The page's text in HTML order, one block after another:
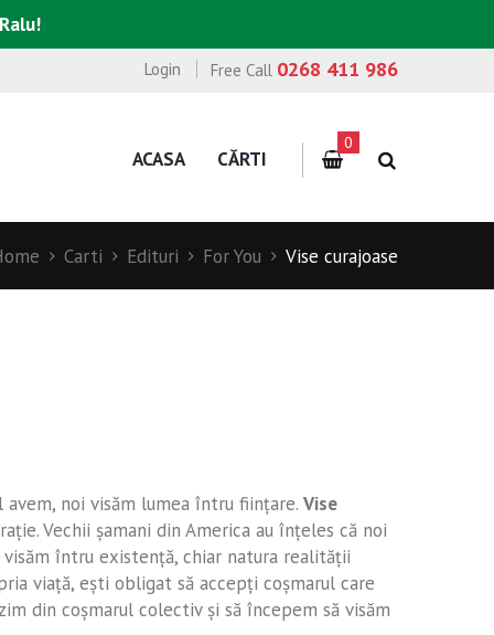
Free Call 0268 411 986
Login
ACASA CĂRTI
0
Carti Edituri For You Vise curajoase
noi visăm lumea întru fiinţare. Vise
Vechii şamani din America au înţeles că noi
întru existenţă, chiar natura realităţii
viaţă, eşti obligat să accepţi coşmarul care
din coşmarul colectiv şi să începem să visăm